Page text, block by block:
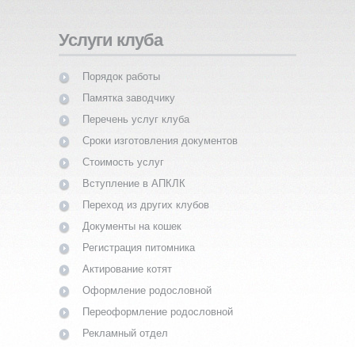
Услуги клуба
Порядок работы
Памятка заводчику
Перечень услуг клуба
Сроки изготовления документов
Стоимость услуг
Вступление в АПКЛК
Переход из других клубов
Документы на кошек
Регистрация питомника
Актирование котят
Оформление родословной
Переоформление родословной
Рекламный отдел